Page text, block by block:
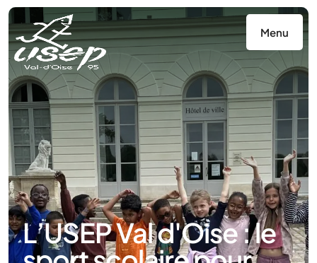
Menu
L’USEP Val d'Oise : le
Panneau de gestion des cookies